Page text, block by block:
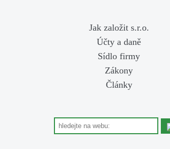
Jak založit s.r.o.
Účty a daně
Sídlo firmy
Zákony
Články